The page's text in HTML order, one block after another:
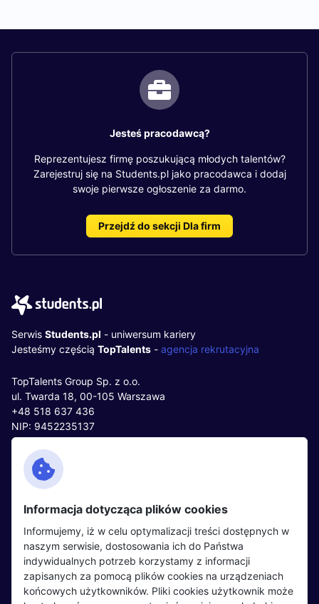
Jesteś pracodawcą?
Reprezentujesz firmę poszukującą młodych talentów?
Zarejestruj się na Students.pl jako pracodawca i dodaj
swoje pierwsze ogłoszenie za darmo.
Przejdź do sekcji Dla firm
Serwis Students.pl - uniwersum kariery
Jesteśmy częścią TopTalents - agencja rekrutacyjna
TopTalents Group Sp. z o.o.
ul. Twarda 18, 00-105 Warszawa
+48 518 637 436
NIP: 9452235137
Kontakt
Facebook
Twitter
LinkedIn
Partnerzy
Wydarzenia
Kandydaci Pracodawcy
Informacja dotycząca plików cookies
Informujemy, iż w celu optymalizacji treści dostępnych w
naszym serwisie, dostosowania ich do Państwa
indywidualnych potrzeb korzystamy z informacji
zapisanych za pomocą plików cookies na urządzeniach
końcowych użytkowników. Pliki cookies użytkownik może